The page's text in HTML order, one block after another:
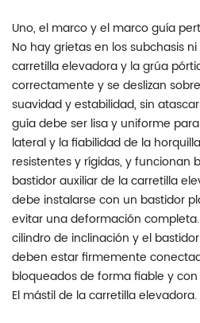
Uno, el marco y el marco guía
No hay grietas en los subchasis
carretilla elevadora y la grúa
correctamente y se deslizan
suavidad y estabilidad, sin
guía debe ser lisa y uniforme
lateral y la fiabilidad de la
resistentes y rígidas, y funcionan
bastidor auxiliar de la carretilla
debe instalarse con un bastidor
evitar una deformación
cilindro de inclinación y el
deben estar firmemente
bloqueados de forma fiable y
El mástil de la carretilla elevadora.